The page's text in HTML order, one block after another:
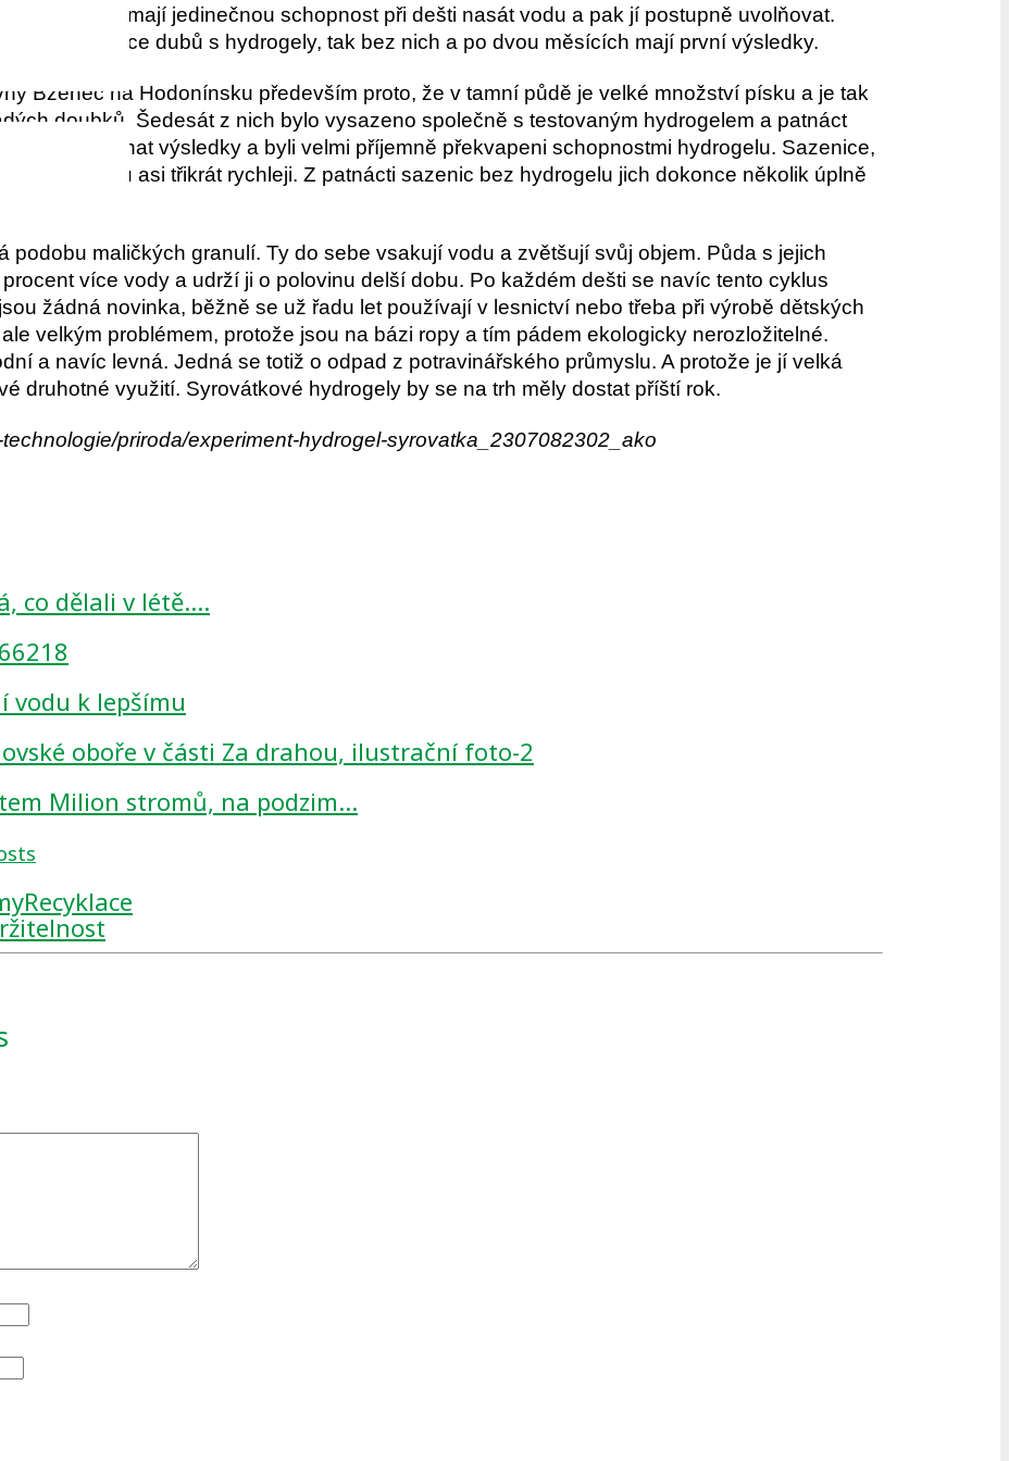
hydrogely mají jedinečnou schopnost při dešti nasát vodu a pak jí postupně uvolňovat.
jak sazenice dubů s hydrogely, tak bez nich a po dvou měsících mají první výsledky.
Bzenec na Hodonínsku především proto, že v tamní půdě je velké množství písku a je tak
doubků. Šedesát z nich bylo vysazeno společně s testovaným hydrogelem a patnáct
porovnat výsledky a byli velmi příjemně překvapeni schopnostmi hydrogelu. Sazenice,
v průměru asi třikrát rychleji. Z patnácti sazenic bez hydrogelu jich dokonce několik úplně
podobu maličkých granulí. Ty do sebe vsakují vodu a zvětšují svůj objem. Půda s jejich
více vody a udrží ji o polovinu delší dobu. Po každém dešti se navíc tento cyklus
žádná novinka, běžně se už řadu let používají v lesnictví nebo třeba při výrobě dětských
velkým problémem, protože jsou na bázi ropy a tím pádem ekologicky nerozložitelné.
a navíc levná. Jedná se totiž o odpad z potravinářského průmyslu. A protože je jí velká
druhotné využití. Syrovátkové hydrogely by se na trh měly dostat příští rok.
priroda/experiment-hydrogel-syrovatka_2307082302_ako
co dělali v létě.…
vodu k lepšímu
Milion stromů, na podzim…
Recyklace